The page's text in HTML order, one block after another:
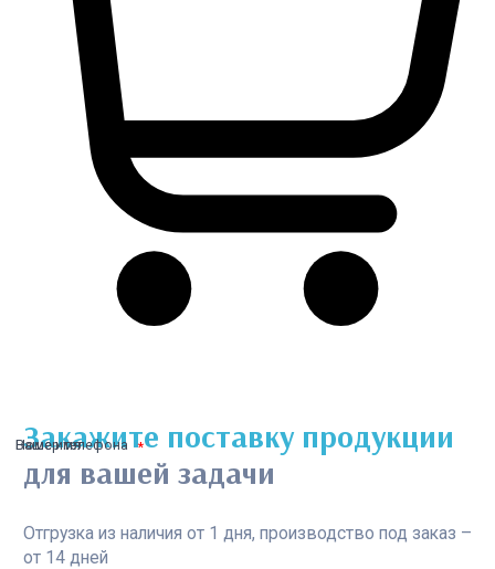
Закажите поставку продукции
для вашей задачи
Отгрузка из наличия от 1 дня, производство под заказ –
от 14 дней
Ваше имя
Номер телефона